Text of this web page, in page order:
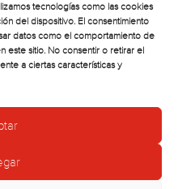
tecnologías como las cookies
del dispositivo. El consentimiento
datos como el comportamiento de
este sitio. No consentir o retirar el
a ciertas características y